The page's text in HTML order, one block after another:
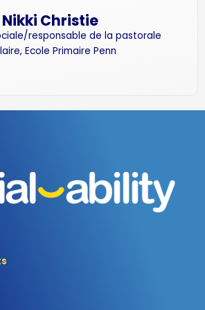
Nikki Christie
responsable de la pastorale
Ecole Primaire Penn